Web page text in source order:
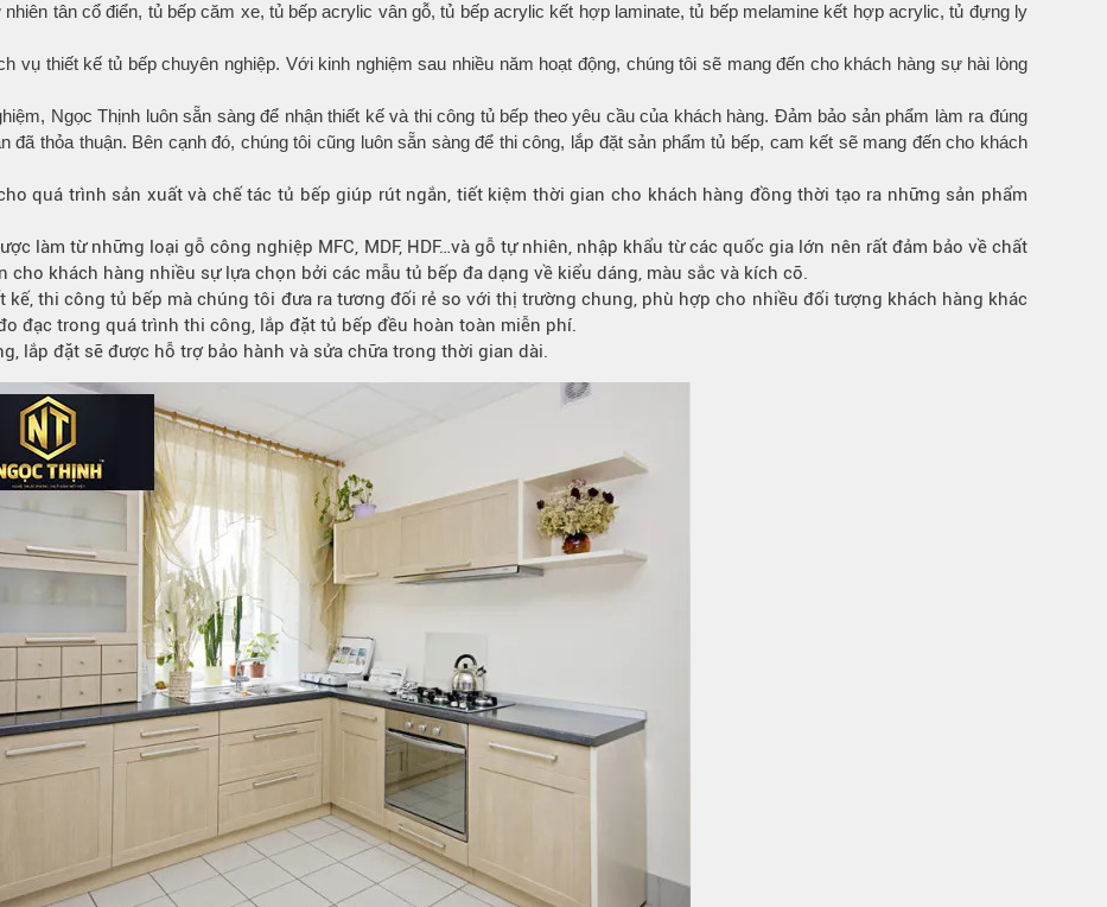
tân cổ điển, tủ bếp căm xe, tủ bếp acrylic vân gỗ, tủ bếp acrylic kết hợp laminate, tủ bếp melamine kết hợp acrylic, tủ đựng ly
vụ thiết kế tủ bếp chuyên nghiệp. Với kinh nghiệm sau nhiều năm hoạt động, chúng tôi sẽ mang đến cho khách hàng sự hài lòng
Ngọc Thịnh luôn sẵn sàng để nhận thiết kế và thi công tủ bếp theo yêu cầu của khách hàng. Đảm bảo sản phẩm làm ra đúng
đã thỏa thuận. Bên cạnh đó, chúng tôi cũng luôn sẵn sàng để thi công, lắp đặt sản phẩm tủ bếp, cam kết sẽ mang đến cho khách
quá trình sản xuất và chế tác tủ bếp giúp rút ngắn, tiết kiệm thời gian cho khách hàng đồng thời tạo ra những sản phẩm
làm từ những loại gỗ công nghiệp MFC, MDF, HDF…và gỗ tự nhiên, nhập khẩu từ các quốc gia lớn nên rất đảm bảo về chất
khách hàng nhiều sự lựa chọn bởi các mẫu tủ bếp đa dạng về kiểu dáng, màu sắc và kích cỡ.
kế, thi công tủ bếp mà chúng tôi đưa ra tương đối rẻ so với thị trường chung, phù hợp cho nhiều đối tượng khách hàng khác
đạc trong quá trình thi công, lắp đặt tủ bếp đều hoàn toàn miễn phí.
lắp đặt sẽ được hỗ trợ bảo hành và sửa chữa trong thời gian dài.